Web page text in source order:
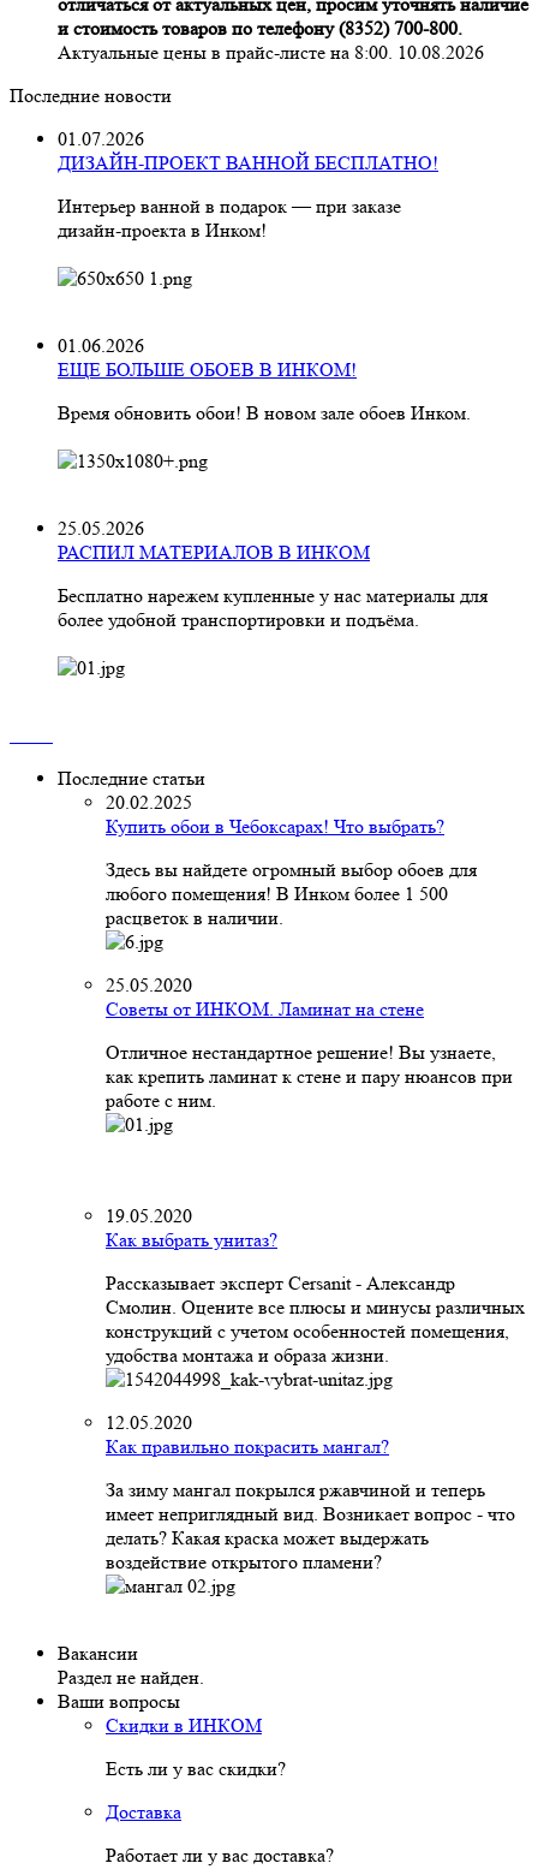
и стоимость товаров по телефону (8352) 700-800.
Актуальные цены в прайс-листе на 8:00. 10.08.2026
Последние новости
01.07.2026
ДИЗАЙН-ПРОЕКТ ВАННОЙ БЕСПЛАТНО!
Интерьер ванной в подарок — при заказе
дизайн‑проекта в Инком!
01.06.2026
ЕЩЕ БОЛЬШЕ ОБОЕВ В ИНКОМ!
Время обновить обои! В новом зале обоев Инком.
25.05.2026
РАСПИЛ МАТЕРИАЛОВ В ИНКОМ
Бесплатно нарежем купленные у нас материалы для
более удобной транспортировки и подъёма.
Последние статьи
20.02.2025
Купить обои в Чебоксарах! Что выбрать?
Здесь вы найдете огромный выбор обоев для
любого помещения! В Инком более 1 500
расцветок в наличии.
25.05.2020
Советы от ИНКОМ. Ламинат на стене
Отличное нестандартное решение! Вы узнаете,
как крепить ламинат к стене и пару нюансов при
работе с ним.
19.05.2020
Как выбрать унитаз?
Рассказывает эксперт Cersanit - Александр
Смолин. Оцените все плюсы и минусы различных
конструкций с учетом особенностей помещения,
удобства монтажа и образа жизни.
12.05.2020
Как правильно покрасить мангал?
За зиму мангал покрылся ржавчиной и теперь
имеет неприглядный вид. Возникает вопрос - что
делать? Какая краска может выдержать
воздействие открытого пламени?
Вакансии
Раздел не найден.
Ваши вопросы
Скидки в ИНКОМ
Есть ли у вас скидки?
Доставка
Работает ли у вас доставка?